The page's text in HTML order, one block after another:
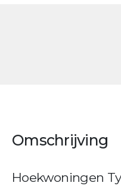
Omschrijving
Hoekwoningen